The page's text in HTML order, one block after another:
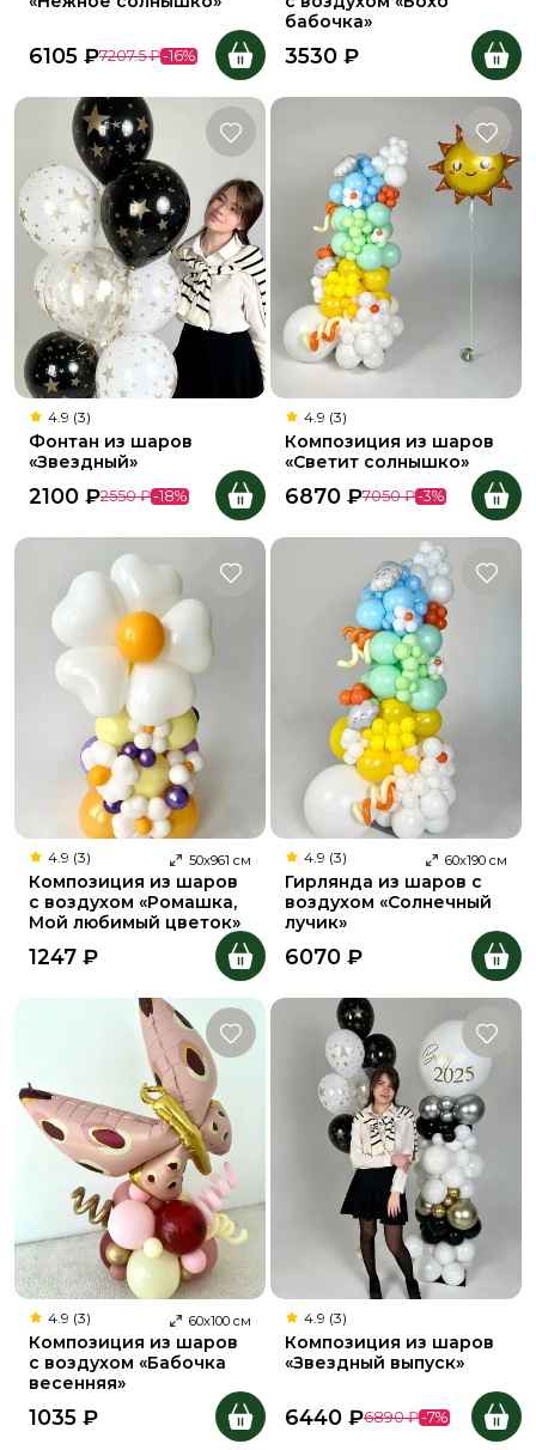
6105 ₽7207.5 ₽-16%
бабочка»
3530 ₽
4.9 (3)
Фонтан из шаров
«Звездный»
2100 ₽2550 ₽-18%
4.9 (3)
Композиция из шаров
«Светит солнышко»
6870 ₽7050 ₽-3%
4.9 (3) 50х961 см
Композиция из шаров
с воздухом «Ромашка,
Мой любимый цветок»
1247 ₽
4.9 (3) 60х190 см
Гирлянда из шаров с
воздухом «Солнечный
лучик»
6070 ₽
4.9 (3) 60х100 см
Композиция из шаров
с воздухом «Бабочка
весенняя»
1035 ₽
4.9 (3)
Композиция из шаров
«Звездный выпуск»
6440 ₽6890 ₽-7%